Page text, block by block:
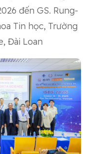
đến GS. Rung-
Tin học, Trường
Đài Loan